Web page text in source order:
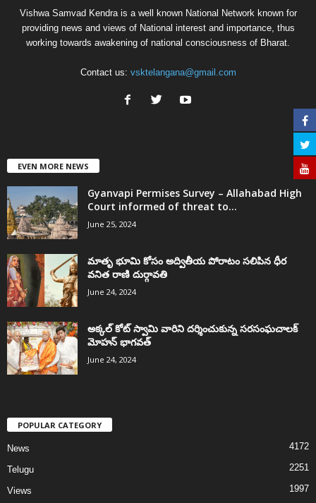
Vishwa Samvad Kendra is a well known National Network known for
providing news and views of National interest and importance, thus
working towards awakening of national consciousness of Bharat.
Contact us: vsktelangana@gmail.com
EVEN MORE NEWS
Gyanvapi Permises Survey – Allahabad High
Court informed of threat to...
June 25, 2024
మాతృ భూమి కోసం అద్వితీయ పోరాటం సలిపిన ధీర
వనిత రాణి దుర్గావతి
June 24, 2024
అక్కల్‌ కోట్‌ స్వామి వారిని దర్శించుకున్న సరసంఘచాలక్
మోహన్ భాగవత్
June 24, 2024
POPULAR CATEGORY
News 4172
Telugu 2251
Views 1997